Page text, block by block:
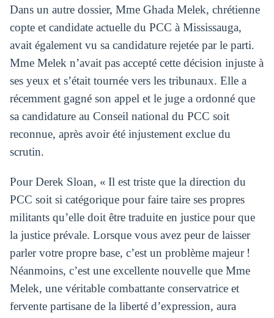
Dans un autre dossier, Mme Ghada Melek, chrétienne
copte et candidate actuelle du PCC à Mississauga,
avait également vu sa candidature rejetée par le parti.
Mme Melek n’avait pas accepté cette décision injuste à
ses yeux et s’était tournée vers les tribunaux. Elle a
récemment gagné son appel et le juge a ordonné que
sa candidature au Conseil national du PCC soit
reconnue, après avoir été injustement exclue du
scrutin.
Pour Derek Sloan, « Il est triste que la direction du
PCC soit si catégorique pour faire taire ses propres
militants qu’elle doit être traduite en justice pour que
la justice prévale. Lorsque vous avez peur de laisser
parler votre propre base, c’est un problème majeur !
Néanmoins, c’est une excellente nouvelle que Mme
Melek, une véritable combattante conservatrice et
fervente partisane de la liberté d’expression, aura